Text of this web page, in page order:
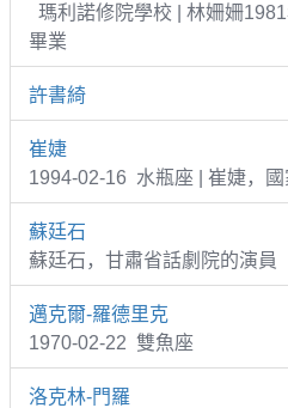
瑪利諾修院學校 | 林姍姍
畢業
許書綺
崔婕
1994-02-16 水瓶座 | 崔婕，
蘇廷石
蘇廷石，甘肅省話劇院的演員
邁克爾-羅德里克
1970-02-22 雙魚座
洛克林-門羅